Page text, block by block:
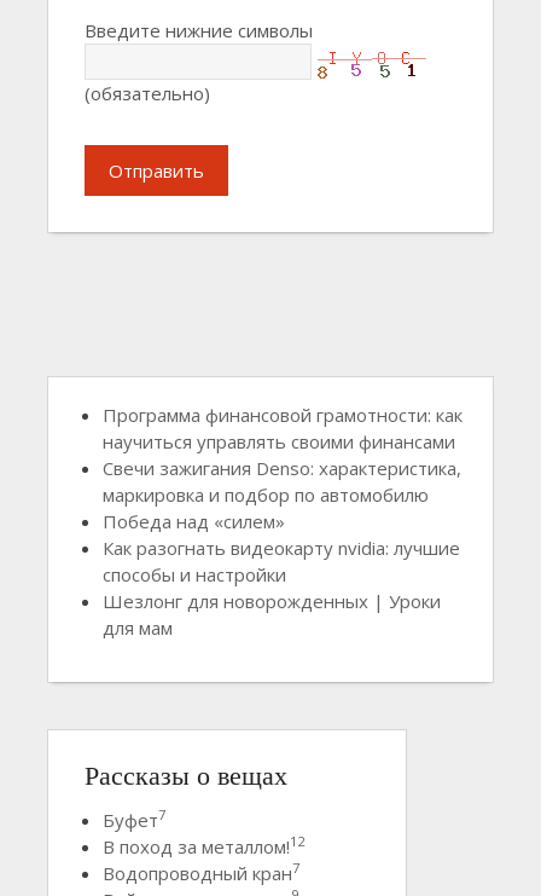
Введите нижние символы
(обязательно)
Отправить
Программа финансовой грамотности: как
научиться управлять своими финансами
Свечи зажигания Denso: характеристика,
маркировка и подбор по автомобилю
Победа над «силем»
Как разогнать видеокарту nvidia: лучшие
способы и настройки
Шезлонг для новорожденных | Уроки
для мам
Рассказы о вещах
Буфет7
В поход за металлом!12
Водопроводный кран7